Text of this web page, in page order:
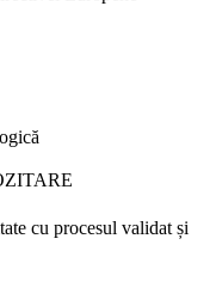
cu procesul validat și